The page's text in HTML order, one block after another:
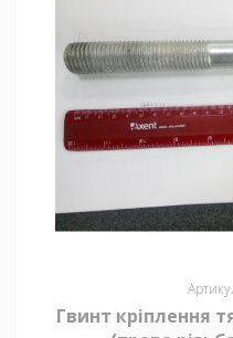
Гвинт кріплення